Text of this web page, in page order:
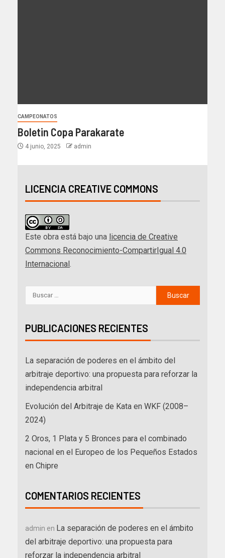
CAMPEONATOS
Boletin Copa Parakarate
4 junio, 2025 admin
LICENCIA CREATIVE COMMONS
Este obra está bajo una licencia de Creative
Commons Reconocimiento-CompartirIgual 4.0
Internacional.
PUBLICACIONES RECIENTES
La separación de poderes en el ámbito del
arbitraje deportivo: una propuesta para reforzar la
independencia arbitral
Evolución del Arbitraje de Kata en WKF (2008–
2024)
2 Oros, 1 Plata y 5 Bronces para el combinado
nacional en el Europeo de los Pequeños Estados
en Chipre
COMENTARIOS RECIENTES
admin en La separación de poderes en el ámbito
del arbitraje deportivo: una propuesta para
reforzar la independencia arbitral